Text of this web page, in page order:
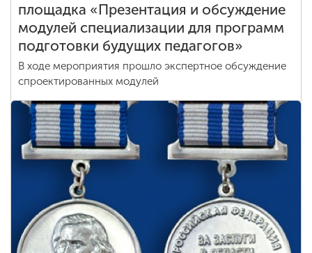
площадка «Презентация и обсуждение
модулей специализации для программ
подготовки будущих педагогов»
В ходе мероприятия прошло экспертное обсуждение
спроектированных модулей